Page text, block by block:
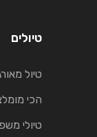
טיולים
טיול
הכי
טיולי